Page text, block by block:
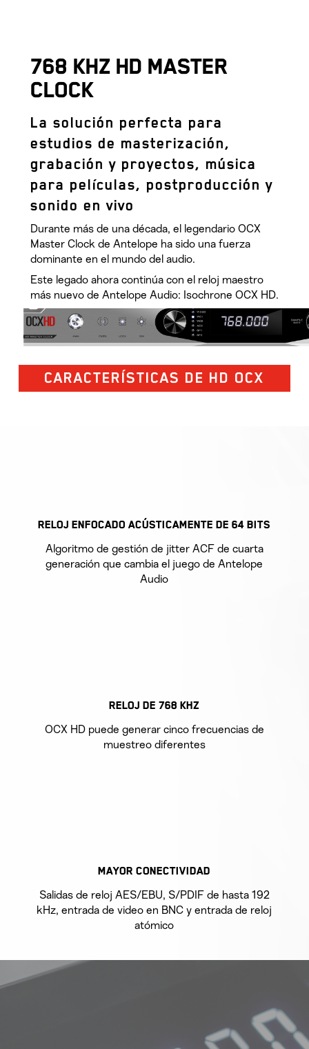
768 KHZ HD MASTER
CLOCK
La solución perfecta para
estudios de masterización,
grabación y proyectos, música
para películas, postproducción y
sonido en vivo
Durante más de una década, el legendario OCX
Master Clock de Antelope ha sido una fuerza
dominante en el mundo del audio.
Este legado ahora continúa con el reloj maestro
más nuevo de Antelope Audio: Isochrone OCX HD.
CARACTERÍSTICAS DE HD OCX
RELOJ ENFOCADO ACÚSTICAMENTE DE 64 BITS
Algoritmo de gestión de jitter ACF de cuarta
generación que cambia el juego de Antelope
Audio
RELOJ DE 768 KHZ
OCX HD puede generar cinco frecuencias de
muestreo diferentes
MAYOR CONECTIVIDAD
Salidas de reloj AES/EBU, S/PDIF de hasta 192
kHz, entrada de video en BNC y entrada de reloj
atómico